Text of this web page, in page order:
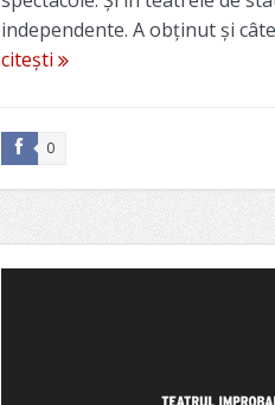
independente. A obținut și
citești
0